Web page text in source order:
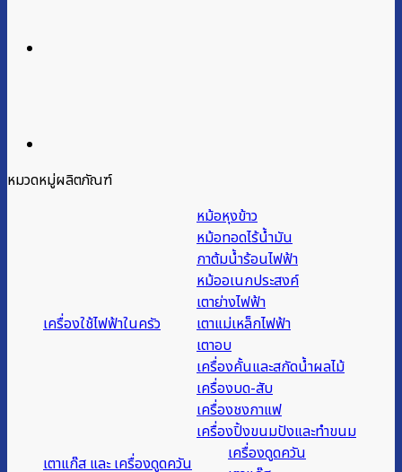
หมวดหมู่ผลิตภัณฑ์
เครื่องใช้ไฟฟ้าในครัว
หม้อหุงข้าว
หม้อทอดไร้น้ำมัน
กาต้มน้ำร้อนไฟฟ้า
หม้ออเนกประสงค์
เตาย่างไฟฟ้า
เตาแม่เหล็กไฟฟ้า
เตาอบ
เครื่องคั้นและสกัดน้ำผลไม้
เครื่องบด-สับ
เครื่องชงกาแฟ
เครื่องปิ้งขนมปังและทำขนม
เตาแก๊ส และ เครื่องดูดควัน
เครื่องดูดควัน